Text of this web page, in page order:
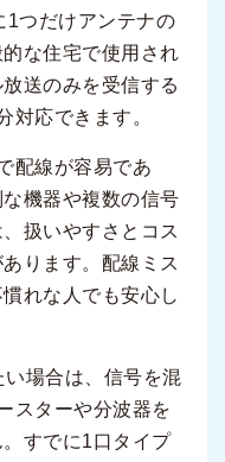
1つだけアンテナの
な住宅で使用され
送のみを受信する
対応できます。
配線が容易であ
機器や複数の信号
扱いやすさとコス
ります。配線ミス
れな人でも安心し
場合は、信号を混
スターや分波器を
すでに1口タイプ